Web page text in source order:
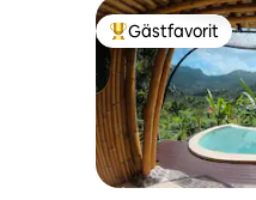
Populär
Gästfavorit